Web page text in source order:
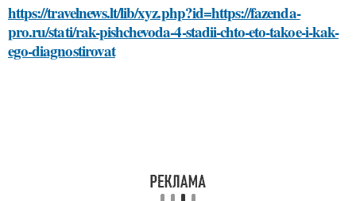
https://travelnews.lt/lib/xyz.php?id=https://fazenda-
pro.ru/stati/rak-pishchevoda-4-stadii-chto-eto-takoe-i-kak-
ego-diagnostirovat